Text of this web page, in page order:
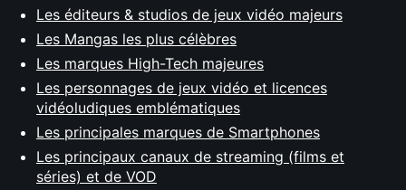
Les éditeurs & studios de jeux vidéo majeurs
Les Mangas les plus célèbres
Les marques High-Tech majeures
Les personnages de jeux vidéo et licences
vidéoludiques emblématiques
Les principales marques de Smartphones
Les principaux canaux de streaming (films et
séries) et de VOD